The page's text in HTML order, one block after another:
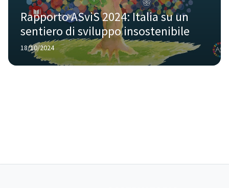
Rapporto ASviS 2024: Italia su un
sentiero di sviluppo insostenibile
18/10/2024